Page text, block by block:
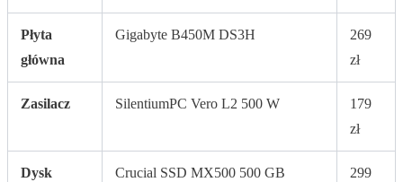
Płyta
główna
Gigabyte B450M DS3H
269
zł
Zasilacz SilentiumPC Vero L2 500 W
179
zł
Dysk Crucial SSD MX500 500 GB
299